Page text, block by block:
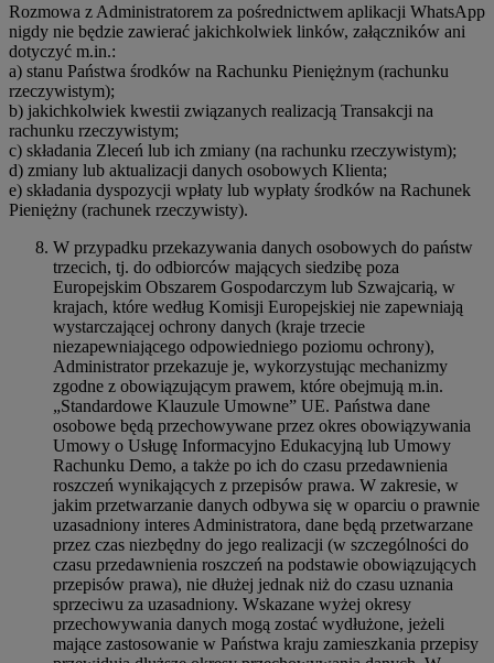
Rozmowa z Administratorem za pośrednictwem aplikacji WhatsApp
nigdy nie będzie zawierać jakichkolwiek linków, załączników ani
dotyczyć m.in.:
a) stanu Państwa środków na Rachunku Pieniężnym (rachunku
rzeczywistym);
b) jakichkolwiek kwestii związanych realizacją Transakcji na
rachunku rzeczywistym;
c) składania Zleceń lub ich zmiany (na rachunku rzeczywistym);
d) zmiany lub aktualizacji danych osobowych Klienta;
e) składania dyspozycji wpłaty lub wypłaty środków na Rachunek
Pieniężny (rachunek rzeczywisty).
W przypadku przekazywania danych osobowych do państw
trzecich, tj. do odbiorców mających siedzibę poza
Europejskim Obszarem Gospodarczym lub Szwajcarią, w
krajach, które według Komisji Europejskiej nie zapewniają
wystarczającej ochrony danych (kraje trzecie
niezapewniającego odpowiedniego poziomu ochrony),
Administrator przekazuje je, wykorzystując mechanizmy
zgodne z obowiązującym prawem, które obejmują m.in.
„Standardowe Klauzule Umowne” UE. Państwa dane
osobowe będą przechowywane przez okres obowiązywania
Umowy o Usługę Informacyjno Edukacyjną lub Umowy
Rachunku Demo, a także po ich do czasu przedawnienia
roszczeń wynikających z przepisów prawa. W zakresie, w
jakim przetwarzanie danych odbywa się w oparciu o prawnie
uzasadniony interes Administratora, dane będą przetwarzane
przez czas niezbędny do jego realizacji (w szczególności do
czasu przedawnienia roszczeń na podstawie obowiązujących
przepisów prawa), nie dłużej jednak niż do czasu uznania
sprzeciwu za uzasadniony. Wskazane wyżej okresy
przechowywania danych mogą zostać wydłużone, jeżeli
mające zastosowanie w Państwa kraju zamieszkania przepisy